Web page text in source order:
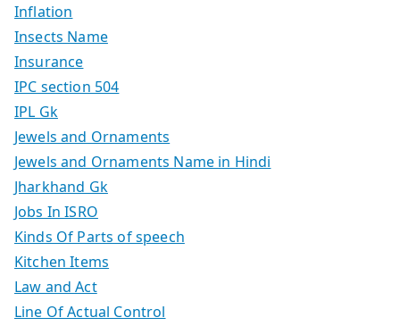
Inflation
Insects Name
Insurance
IPC section 504
IPL Gk
Jewels and Ornaments
Jewels and Ornaments Name in Hindi
Jharkhand Gk
Jobs In ISRO
Kinds Of Parts of speech
Kitchen Items
Law and Act
Line Of Actual Control